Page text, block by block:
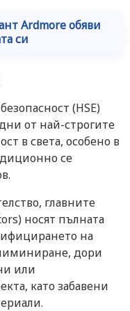
Ardmore обяви
си
(HSE)
от най-строгите
в света, особено в
се
главните
носят пълната
на
дори
или
като забавени